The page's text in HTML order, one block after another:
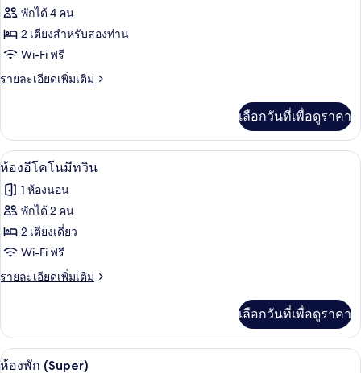
ทั้งหมด
ของ
ห้อง
ดับเบิล,
พัก
ประตู
เชื่อม
ถึงกัน
(2)
พักได้ 4 คน
2 เตียงสำหรับสองท่าน
Wi-Fi ฟรี
รายละเอียดเพิ่มเติม
ราย
เกี่ยว
กับ
ห้อง
ห้อง
พัก
เชื่อม
ถึงกัน
เลือกวันที่เพื่อดูราคา
เปิด
ภาพถ่าย
ทั้งหมด
ของ
ห้อง
อี
โน
มี
ห้องอีโคโนมีทวิน | โต๊ะทำงาน, ห้องเก็
4
ห้องอีโคโนมีทวิน
1 ห้องนอน
พักได้ 2 คน
2 เตียงเดี่ยว
Wi-Fi ฟรี
รายละเอียดเพิ่มเติม
ราย
เกี่ยว
กับ
ห้อง
เลือกวันที่เพื่อดูราคา
เปิด โต๊ะทำงาน, ห้องเก็บเสียง, Wi-Fi ฟรี, ผ้
4
ห้องพัก (Super)